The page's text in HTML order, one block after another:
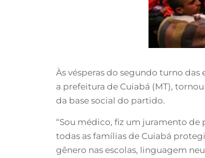
Às vésperas do segundo turno
a prefeitura de Cuiabá (MT),
da base social do partido.
“Sou médico, fiz um juramento de
todas as famílias de Cuiabá
gênero nas escolas, linguagem